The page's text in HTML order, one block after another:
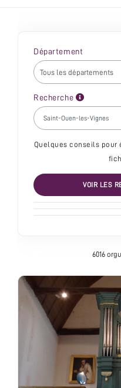
Département
Recherche
Quelques conseils pour
VOIR LES
6016